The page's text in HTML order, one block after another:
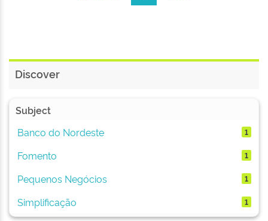
Discover
Subject
Banco do Nordeste
1
Fomento 1
Pequenos Negócios 1
Simplificação 1